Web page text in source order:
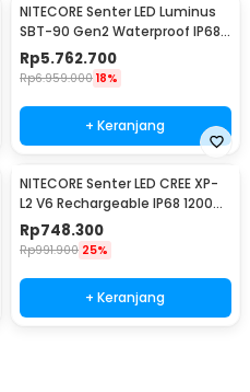
NITECORE Senter LED Luminus
SBT-90 Gen2 Waterproof IP68
5200 Lumens - TM39
Rp5.762.700
Rp6.959.000 18%
+ Keranjang
NITECORE Senter LED CREE XP-
L2 V6 Rechargeable IP68 1200
Lumens - MH10 V2
Rp748.300
Rp991.900 25%
+ Keranjang